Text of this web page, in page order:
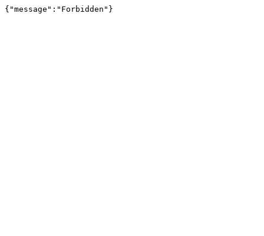
{"message":"Forbidden"}